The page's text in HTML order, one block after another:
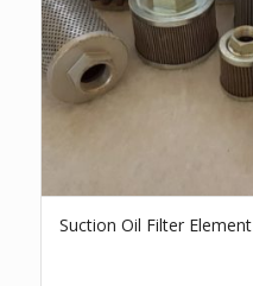
Suction Oil Filter Element